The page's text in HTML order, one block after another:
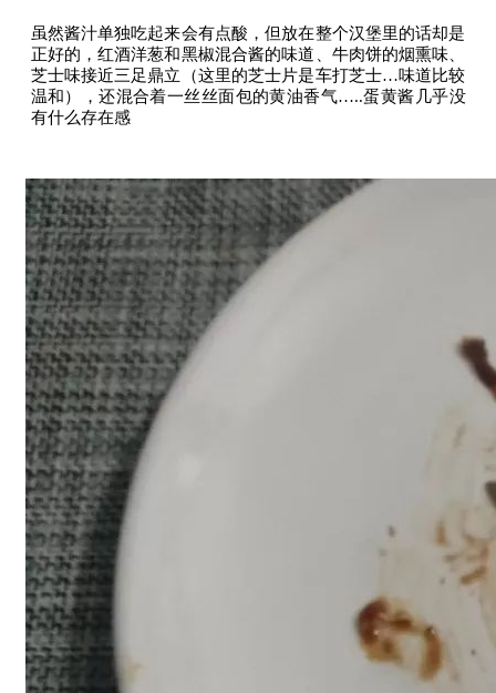
虽然酱汁单独吃起来会有点酸，但放在整个汉堡里的话却是
正好的，红酒洋葱和黑椒混合酱的味道、牛肉饼的烟熏味、
芝士味接近三足鼎立（这里的芝士片是车打芝士…味道比较
温和），还混合着一丝丝面包的黄油香气…..蛋黄酱几乎没
有什么存在感